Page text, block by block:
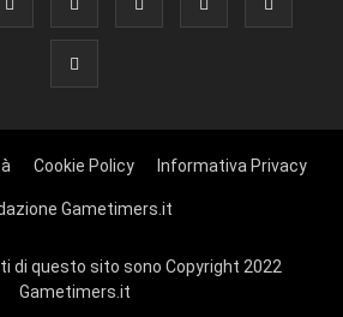
Cookie Policy Informativa Privacy
Gametimers.it
di questo sito sono Copyright 2022
Gametimers.it